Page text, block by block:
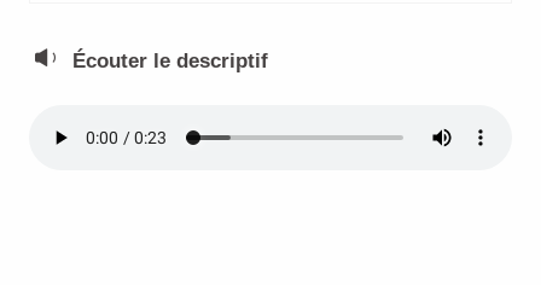
Écouter le descriptif